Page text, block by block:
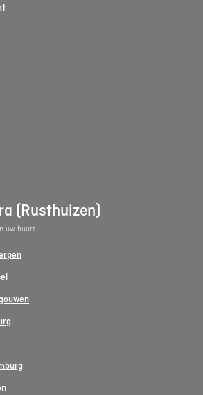
(Rusthuizen)
uw buurt